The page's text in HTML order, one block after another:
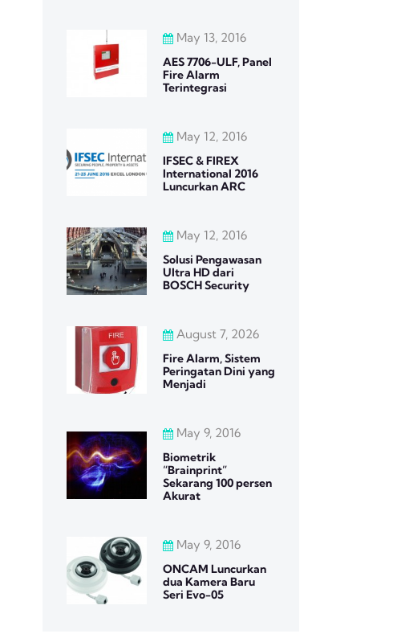
May 13, 2016
AES 7706-ULF, Panel
Fire Alarm
Terintegrasi
May 12, 2016
IFSEC & FIREX
International 2016
Luncurkan ARC
May 12, 2016
Solusi Pengawasan
Ultra HD dari
BOSCH Security
August 7, 2026
Fire Alarm, Sistem
Peringatan Dini yang
Menjadi
May 9, 2016
Biometrik
“Brainprint”
Sekarang 100 persen
Akurat
May 9, 2016
ONCAM Luncurkan
dua Kamera Baru
Seri Evo-05